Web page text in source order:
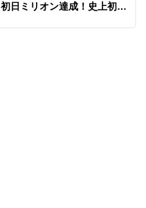
初日ミリオン達成！史上初の